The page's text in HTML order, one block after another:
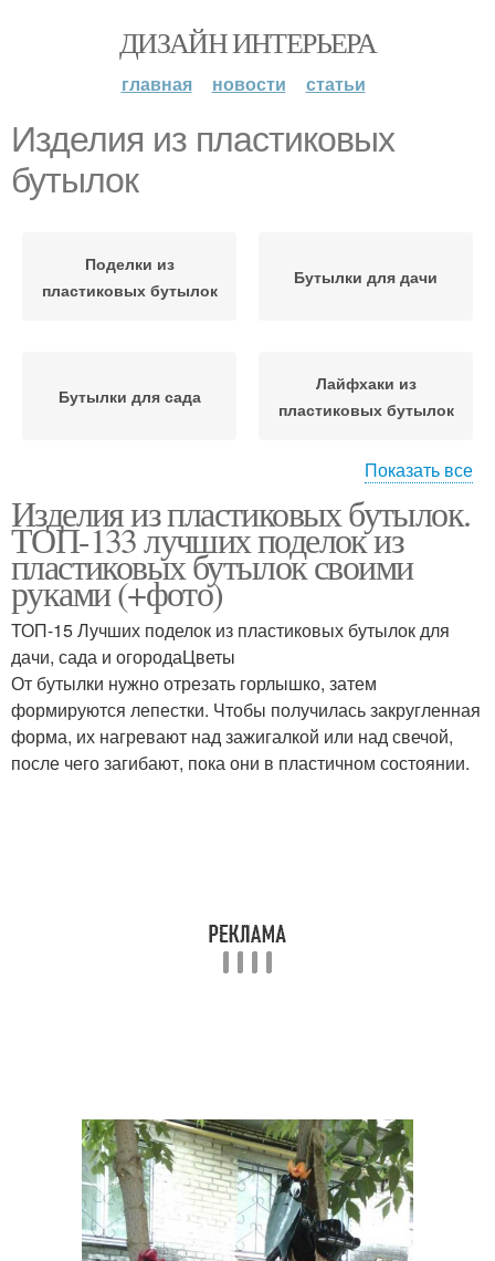
ДИЗАЙН ИНТЕРЬЕРА
главная новости статьи
Изделия из пластиковых
бутылок
Поделки из
пластиковых бутылок
Бутылки для дачи
Бутылки для сада
Лайфхаки из
пластиковых бутылок
Бутылки для двора Пластиковые бутылки
Пальма из пластиковых
бутылок
Бутылки в школу
Игрушки из бутылок
Пуфик из пластиковых
бутылок
Показать все
Изделия из пластиковых бутылок.
ТОП-133 лучших поделок из
пластиковых бутылок своими
руками (+фото)
ТОП-15 Лучших поделок из пластиковых бутылок для
дачи, сада и огородаЦветы
От бутылки нужно отрезать горлышко, затем
формируются лепестки. Чтобы получилась закругленная
форма, их нагревают над зажигалкой или над свечой,
после чего загибают, пока они в пластичном состоянии.